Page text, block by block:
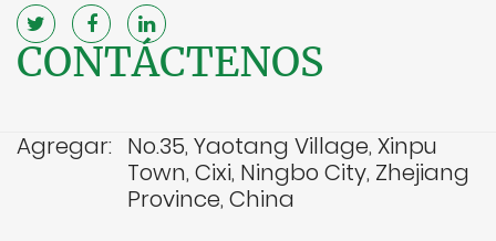
CONTÁCTENOS
Agregar: No.35, Yaotang Village, Xinpu
Town, Cixi, Ningbo City, Zhejiang
Province, China